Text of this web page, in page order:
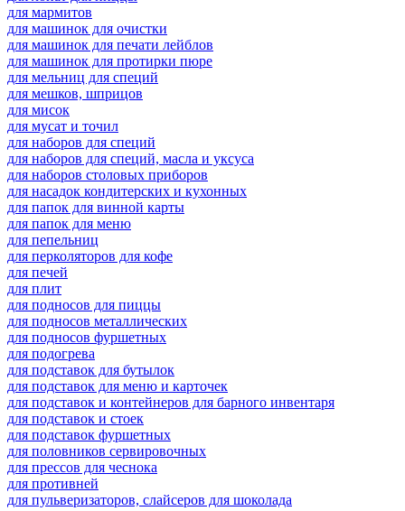
для мармитов
для машинок для очистки
для машинок для печати лейблов
для машинок для протирки пюре
для мельниц для специй
для мешков, шприцов
для мисок
для мусат и точил
для наборов для специй
для наборов для специй, масла и уксуса
для наборов столовых приборов
для насадок кондитерских и кухонных
для папок для винной карты
для папок для меню
для пепельниц
для перколяторов для кофе
для печей
для плит
для подносов для пиццы
для подносов металлических
для подносов фуршетных
для подогрева
для подставок для бутылок
для подставок для меню и карточек
для подставок и контейнеров для барного инвентаря
для подставок и стоек
для подставок фуршетных
для половников сервировочных
для прессов для чеснока
для противней
для пульверизаторов, слайсеров для шоколада